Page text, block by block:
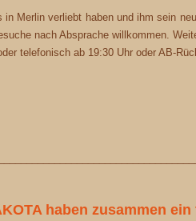
Merlin verliebt haben und ihm sein
nach Absprache willkommen.
telefonisch ab 19:30 Uhr oder AB-
haben zusammen